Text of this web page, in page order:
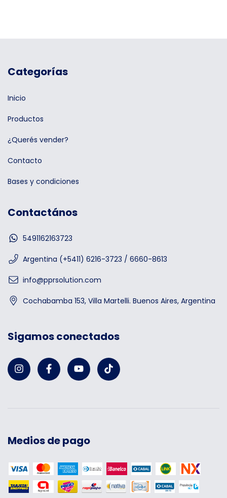
Categorías
Inicio
Productos
¿Querés vender?
Contacto
Bases y condiciones
Contactános
5491162163723
Argentina (+5411) 6216-3723 / 6660-8613
info@pprsolution.com
Cochabamba 153, Villa Martelli. Buenos Aires, Argentina
Sigamos conectados
Medios de pago